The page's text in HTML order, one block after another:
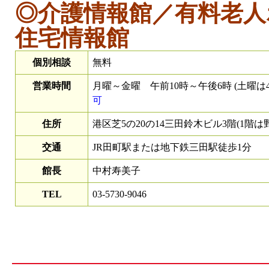
◎介護情報館／有料老
住宅情報館
個別相談 無料
営業時間
月曜～金曜 午前10時～午後6時 (土曜
可
住所 港区芝5の20の14三田鈴木ビル3階(1階は
交通 JR田町駅または地下鉄三田駅徒歩1分
館長 中村寿美子
TEL 03-5730-9046